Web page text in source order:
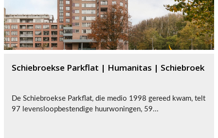
Schiebroekse Parkflat | Humanitas | Schiebroek
De Schiebroekse Parkflat, die medio 1998 gereed kwam, telt
97 levensloopbestendige huurwoningen, 59...